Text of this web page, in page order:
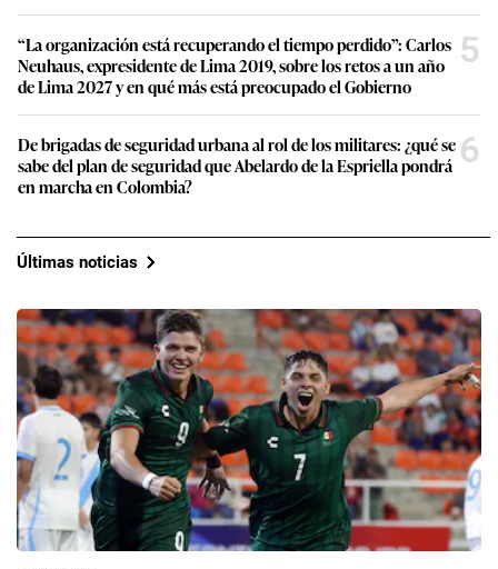
“La organización está recuperando el tiempo perdido”: Carlos
Neuhaus, expresidente de Lima 2019, sobre los retos a un año
de Lima 2027 y en qué más está preocupado el Gobierno
5
De brigadas de seguridad urbana al rol de los militares: ¿qué se
sabe del plan de seguridad que Abelardo de la Espriella pondrá
en marcha en Colombia?
6
Últimas noticias